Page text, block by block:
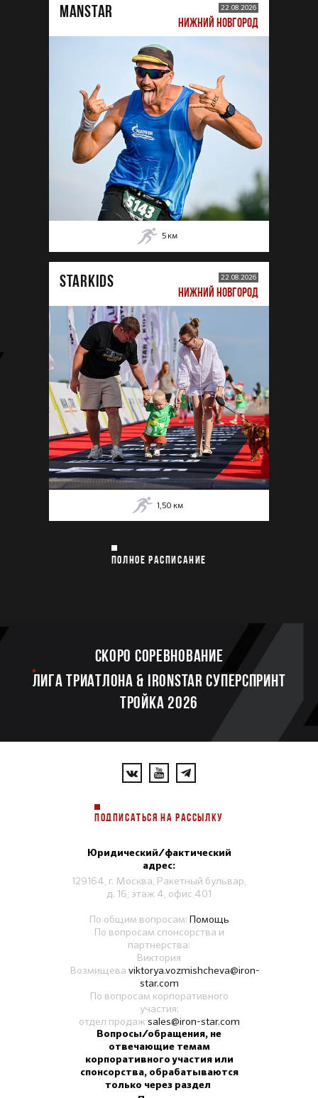
MANSTAR 22.08.2026
НИЖНИЙ НОВГОРОД
5 км
STARKIDS 22.08.2026
НИЖНИЙ НОВГОРОД
1,50 км
ПОЛНОЕ РАСПИСАНИЕ
Скоро соревнование
ЛИГА ТРИАТЛОНА & IRONSTAR СУПЕРСПРИНТ
ТРОЙКА 2026
ПОДПИСАТЬСЯ НА РАССЫЛКУ
Юридический/фактический
адрес:
129164, г. Москва, Ракетный бульвар,
д. 16, этаж 4, офис 401
По общим вопросам: Помощь
По вопросам спонсорства и
партнерства:
Виктория
Возмищева viktorya.vozmishcheva@iron-
star.com
По вопросам корпоративного
участия:
отдел продаж sales@iron-star.com
Вопросы/обращения, не
отвечающие темам
корпоративного участия или
спонсорства, обрабатываются
только через раздел